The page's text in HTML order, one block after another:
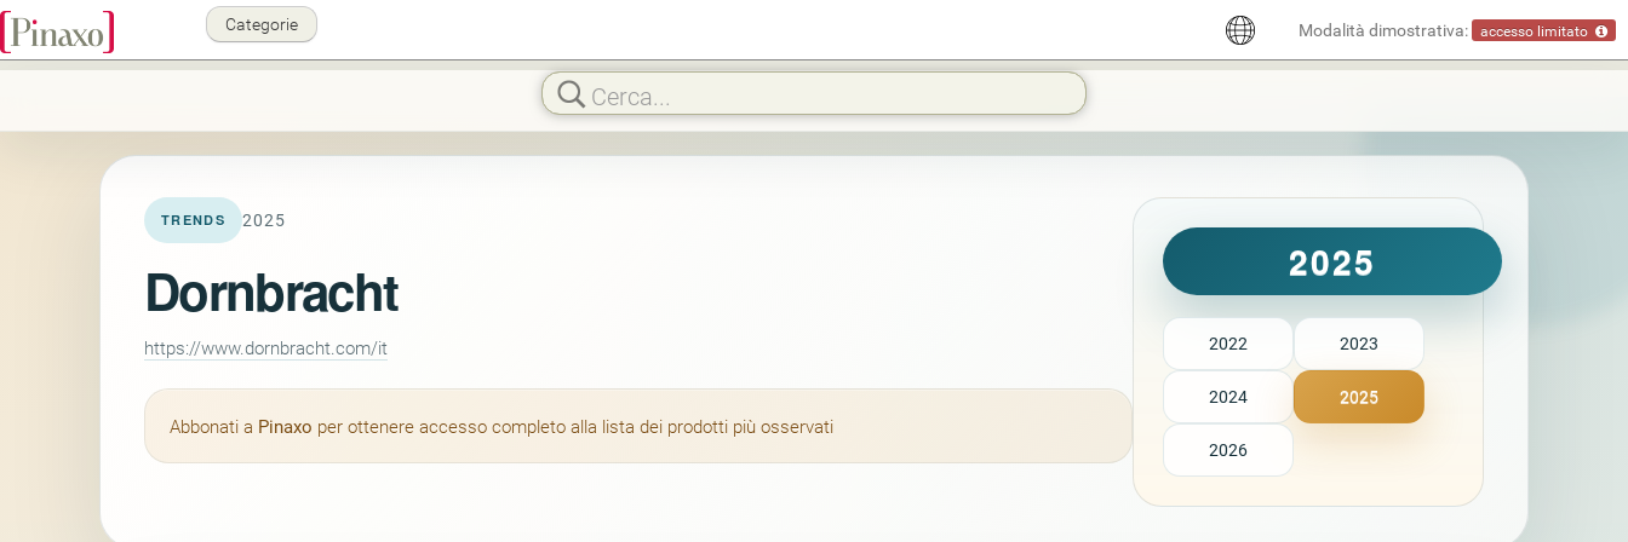
Modalità dimostrativa: accesso limitato
Categorie
TRENDS 2025
Dornbracht
https://www.dornbracht.com/it
Abbonati a Pinaxo per ottenere accesso completo alla lista dei prodotti più osservati
2025
2022 2023
2024 2025
2026